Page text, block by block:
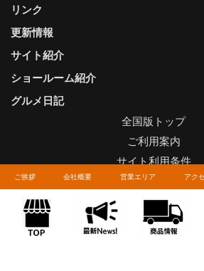
ご挨拶 会社概要 営業エリア アク
更新情報
サイト紹介
ショールーム紹介
グルメ日記
リンク
全国版トップ
ご利用案内
サイト利用条件
プライバシーポリシ
関連リンク
お問い合わせについて